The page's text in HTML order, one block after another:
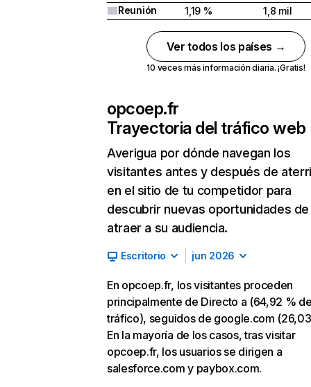
Reunión
1,19 % 1,8 mil
Ver todos los países →
10 veces más información diaria. ¡Gratis!
opcoep.fr
Trayectoria del tráfico web
Averigua por dónde navegan los
visitantes antes y después de
en el sitio de tu competidor para
descubrir nuevas oportunidades de
atraer a su audiencia.
Escritorio jun 2026
En opcoep.fr, los visitantes proceden
principalmente de Directo a (64,92 %
tráfico), seguidos de google.com
En la mayoría de los casos, tras visitar
opcoep.fr, los usuarios se dirigen a
salesforce.com y paybox.com.